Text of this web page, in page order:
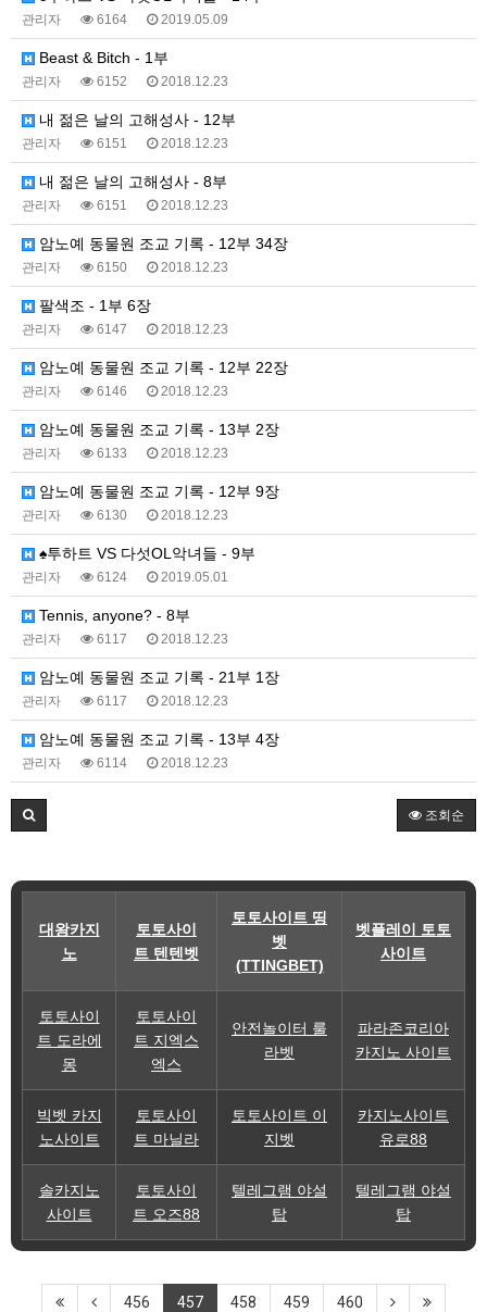
관리자 6164 2019.05.09
Beast & Bitch - 1부
관리자 6152 2018.12.23
내 젊은 날의 고해성사 - 12부
관리자 6151 2018.12.23
내 젊은 날의 고해성사 - 8부
관리자 6151 2018.12.23
암노예 동물원 조교 기록 - 12부 34장
관리자 6150 2018.12.23
팔색조 - 1부 6장
관리자 6147 2018.12.23
암노예 동물원 조교 기록 - 12부 22장
관리자 6146 2018.12.23
암노예 동물원 조교 기록 - 13부 2장
관리자 6133 2018.12.23
암노예 동물원 조교 기록 - 12부 9장
관리자 6130 2018.12.23
♠투하트 VS 다섯OL악녀들 - 9부
관리자 6124 2019.05.01
Tennis, anyone? - 8부
관리자 6117 2018.12.23
암노예 동물원 조교 기록 - 21부 1장
관리자 6117 2018.12.23
암노예 동물원 조교 기록 - 13부 4장
관리자 6114 2018.12.23
조회순
대왕카지
노
토토사이
트 텐텐벳
토토사이트 띵
벳
(TTINGBET)
벳플레이 토토
사이트
토토사이
트 도라에
몽
토토사이
트 지엑스
엑스
안전놀이터 룰
라벳
파라존코리아
카지노 사이트
빅벳 카지
노사이트
토토사이
트 마닐라
토토사이트 이
지벳
카지노사이트
유로88
솔카지노
사이트
토토사이
트 오즈88
텔레그램 야설
탑
텔레그램 야설
탑
456 457 458 459 460